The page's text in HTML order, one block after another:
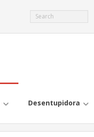
Desentupidora